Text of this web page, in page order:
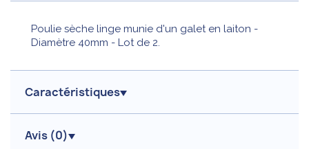
Poulie sèche linge munie d'un galet en laiton -
Diamètre 40mm - Lot de 2.
Caractéristiques
Avis (0)